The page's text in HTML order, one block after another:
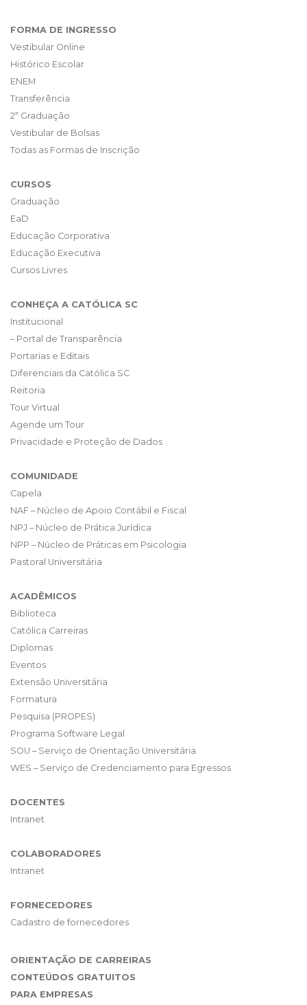
FORMA DE INGRESSO
Vestibular Online
Histórico Escolar
ENEM
Transferência
2ª Graduação
Vestibular de Bolsas
Todas as Formas de Inscrição
CURSOS
Graduação
EaD
Educação Corporativa
Educação Executiva
Cursos Livres
CONHEÇA A CATÓLICA SC
Institucional
– Portal de Transparência
Portarias e Editais
Diferenciais da Católica SC
Reitoria
Tour Virtual
Agende um Tour
Privacidade e Proteção de Dados
COMUNIDADE
Capela
NAF – Núcleo de Apoio Contábil e Fiscal
NPJ – Núcleo de Prática Jurídica
NPP – Núcleo de Práticas em Psicologia
Pastoral Universitária
ACADÊMICOS
Biblioteca
Católica Carreiras
Diplomas
Eventos
Extensão Universitária
Formatura
Pesquisa (PROPES)
Programa Software Legal
SOU – Serviço de Orientação Universitária
WES – Serviço de Credenciamento para Egressos
DOCENTES
Intranet
COLABORADORES
Intranet
FORNECEDORES
Cadastro de fornecedores
ORIENTAÇÃO DE CARREIRAS
CONTEÚDOS GRATUITOS
PARA EMPRESAS